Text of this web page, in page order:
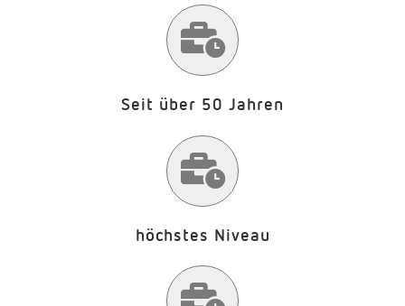
Seit über 50 Jahren
höchstes Niveau